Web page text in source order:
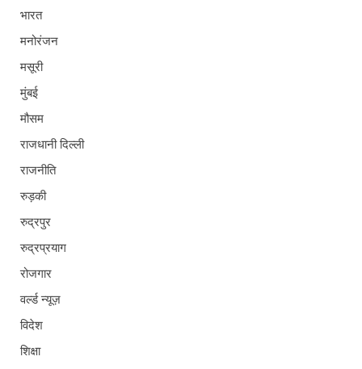
भारत
मनोरंजन
मसूरी
मुंबई
मौसम
राजधानी दिल्ली
राजनीति
रुड़की
रुद्रपुर
रुद्रप्रयाग
रोजगार
वर्ल्ड न्यूज़
विदेश
शिक्षा